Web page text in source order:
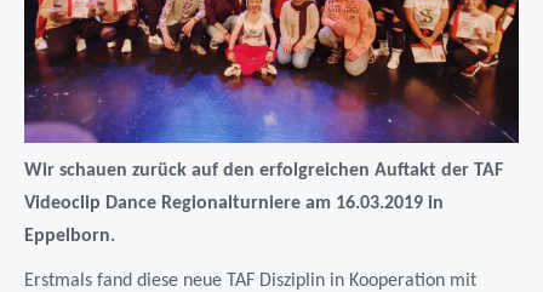
Wir schauen zurück auf den erfolgreichen Auftakt der TAF
Videoclip Dance Regionalturniere am 16.03.2019 in
Eppelborn.
Erstmals fand diese neue TAF Disziplin in Kooperation mit